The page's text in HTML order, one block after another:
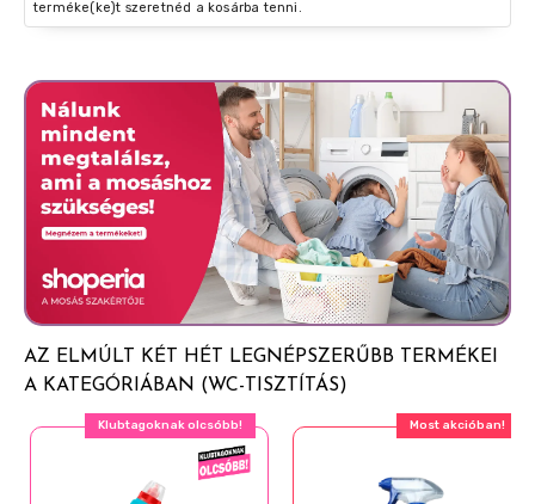
terméke(ke)t szeretnéd a kosárba tenni.
AZ ELMÚLT KÉT HÉT LEGNÉPSZERŰBB TERMÉKEI
A KATEGÓRIÁBAN (WC-TISZTÍTÁS)
Klubtagoknak olcsóbb! Most akcióban!